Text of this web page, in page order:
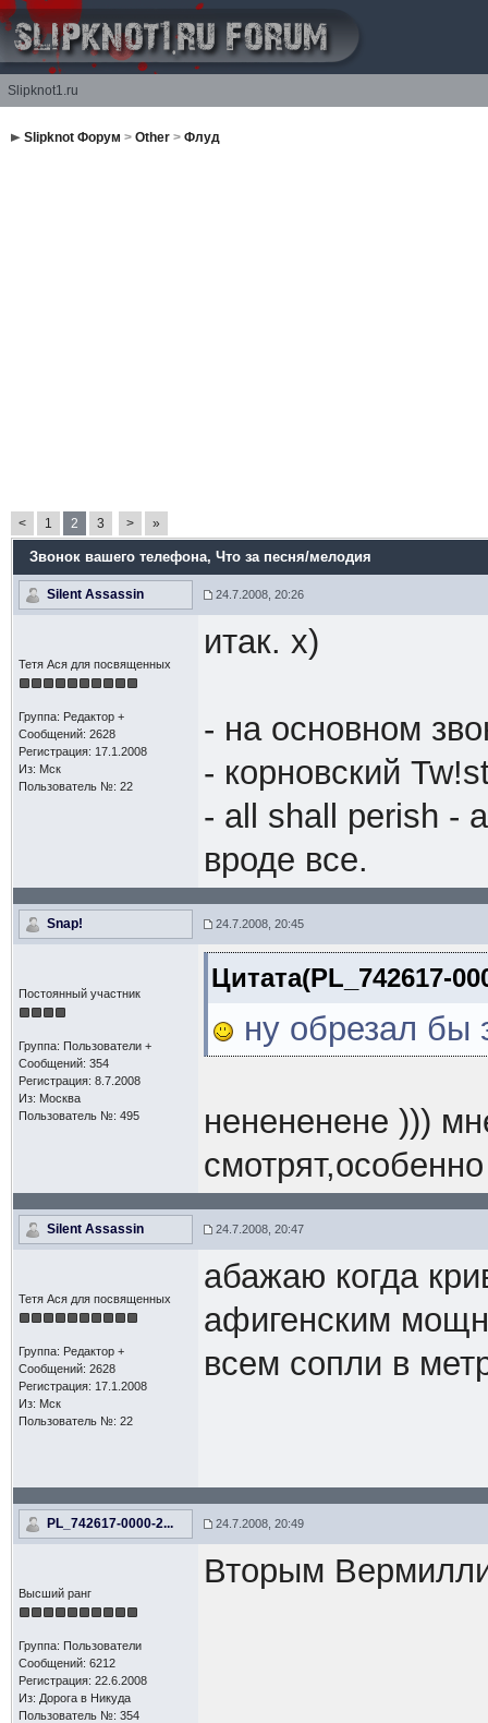
Slipknot1.ru
Slipknot Форум > Other> Флуд
< 1 2 3 > »
Звонок вашего телефона, Что за песня/мелодия
Silent Assassin 24.7.2008, 20:26
Тетя Ася для посвященных
Группа: Редактор +
Сообщений: 2628
Регистрация: 17.1.2008
Из: Мск
Пользователь №: 22
итак. х)
- на основном
- корновский
- all shall perish -
вроде все.
Snap! 24.7.2008, 20:45
Постоянный участник
Группа: Пользователи +
Сообщений: 354
Регистрация: 8.7.2008
Из: Москва
Пользователь №: 495
Цитата(PL_742617-
ну обрезал бы
ненененене )))
Silent Assassin 24.7.2008, 20:47
Тетя Ася для посвященных
Группа: Редактор +
Сообщений: 2628
Регистрация: 17.1.2008
Из: Мск
Пользователь №: 22
абажаю когда
афигенским
всем сопли в
PL_742617-0000-2... 24.7.2008, 20:49
Высший ранг
Группа: Пользователи
Сообщений: 6212
Регистрация: 22.6.2008
Из: Дорога в Никуда
Пользователь №: 354
Вторым